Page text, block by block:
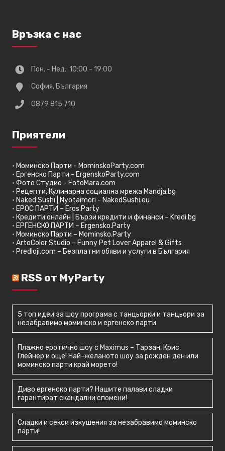
Връзка с нас
Пон. - Нед.: 10:00 - 19:00
София, България
0879 815 710
Приятели
• Моминско Парти - MominskoParty.com
• Ергенско Парти - ErgenskoParty.com
•Фото Студио - FotoMara.com
• Рецепти, Кулинарна социална мрежа Mandja.bg
• Naked Sushi | Nyotaimori - NakedSushi.eu
• ЕРОС ПАРТИ – Eros.Party
• Кредити онлайн | Бързи кредити и финанси – Kredi.bg
• ЕРГЕНСКО ПАРТИ – Ergensko.Party
• Моминско Парти – Mominsko.Party
•ArtoColor Studio – Funny Pet Lover Apparel & Gifts
• Predloji.com – Безплатни обяви и услуги в България
RSS от MyParty
5 топ идеи за шоу програма с танцьорки и танцьори за
незабравимо моминско и ергенско парти
Плажно еротично шоу с Maximus – Тарзан, Крис,
Глейнер и още! Най-желаното шоу за рожден ден или
моминско парти край морето!
Диво ергенско парти? Нашите палави сладки
гарантират скандални спомени!
Сладки и секси изкушения за незабравимо моминско
парти!